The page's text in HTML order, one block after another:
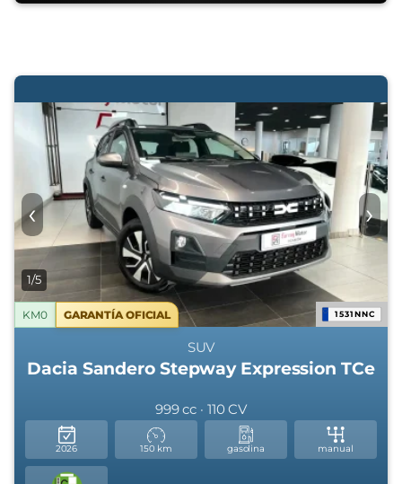
‹ ›
1/5
KM0 GARANTÍA OFICIAL 1531NNC
SUV
Dacia Sandero Stepway Expression TCe
999 cc · 110 CV
2026 150 km gasolina manual